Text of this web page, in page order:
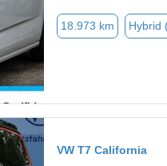
18.973 km Hybrid
VW T7 California